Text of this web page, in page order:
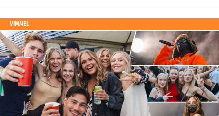
VIMMEL